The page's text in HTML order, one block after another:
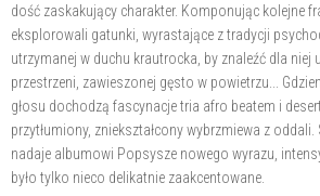
dość zaskakujący charakter. Komponując kolejne
eksplorowali gatunki, wyrastające z tradycji
utrzymanej w duchu krautrocka, by znaleźć dla niej
przestrzeni, zawieszonej gęsto w powietrzu...
głosu dochodzą fascynacje tria afro beatem i
przytłumiony, zniekształcony wybrzmiewa z
nadaje albumowi Popsysze nowego wyrazu,
było tylko nieco delikatnie zaakcentowane.